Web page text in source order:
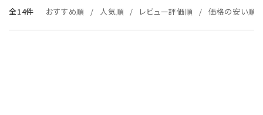
全14件 おすすめ順 人気順 レビュー評価順 価格の安い順